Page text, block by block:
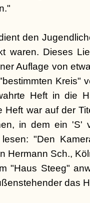
den
waren. Dieses
Auflage von
Kreis"
Heft in die
war auf der
in dem ein 'S'
"Den
Hermann Sch.,
"Haus Steeg"
das